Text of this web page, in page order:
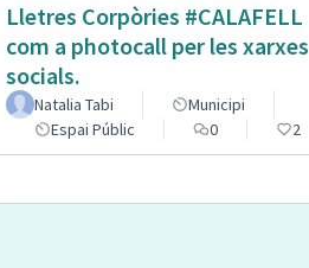
Lletres Corpòries #CALAFELL
com a photocall per les xarxes
socials.
Natalia Tabi
Municipi
Espai Públic
0 2